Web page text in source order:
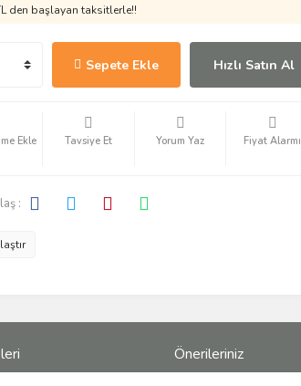
den başlayan taksitlerle!!
Sepete Ekle Hızlı Satın Al
Tavsiye Et Yorum Yaz Fiyat Alarmı
:
Önerileriniz